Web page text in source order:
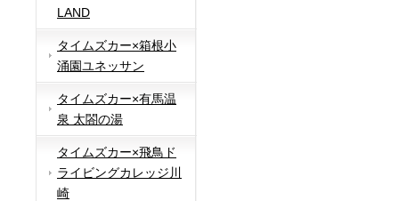
LAND
タイムズカー×箱根小
涌園ユネッサン
タイムズカー×有馬温
泉 太閤の湯
タイムズカー×飛鳥ド
ライビングカレッジ川
崎